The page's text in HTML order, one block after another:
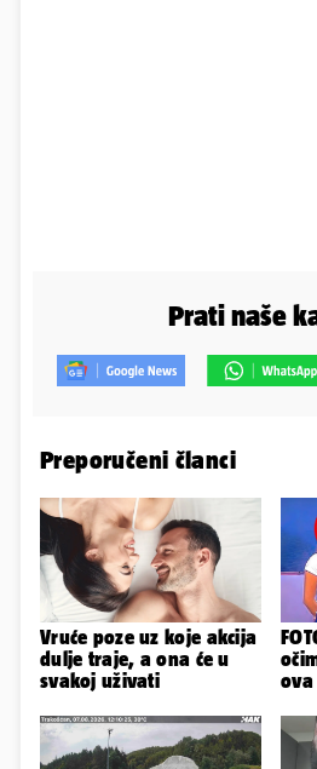
Prati naše
Preporučeni članci
Vruće poze uz koje akcija
dulje traje, a ona će u
svakoj uživati
ova